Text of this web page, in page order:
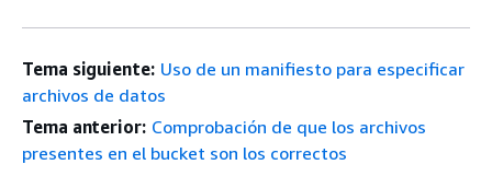
Tema siguiente: Uso de un manifiesto para especificar
archivos de datos
Tema anterior: Comprobación de que los archivos
presentes en el bucket son los correctos